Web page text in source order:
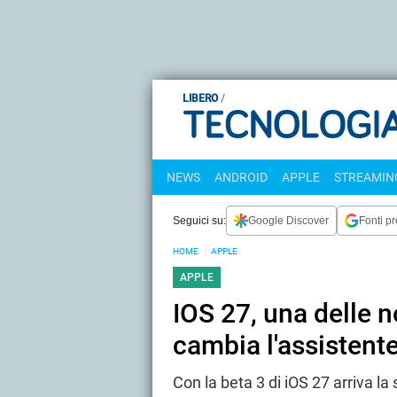
LIBERO
NEWS ANDROID APPLE
Seguici su: Google Discover Fonti
HOME APPLE
APPLE
IOS 27, una delle
cambia
Con la beta 3 di iOS 27 arriva